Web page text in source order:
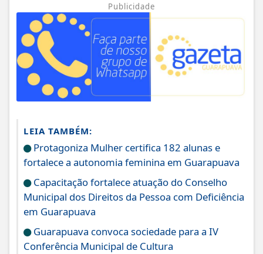
Publicidade
LEIA TAMBÉM:
Protagoniza Mulher certifica 182 alunas e
fortalece a autonomia feminina em Guarapuava
Capacitação fortalece atuação do Conselho
Municipal dos Direitos da Pessoa com Deficiência
em Guarapuava
Guarapuava convoca sociedade para a IV
Conferência Municipal de Cultura